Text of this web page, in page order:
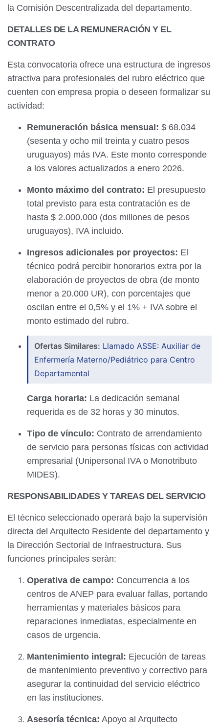
la Comisión Descentralizada del departamento.
DETALLES DE LA REMUNERACIÓN Y EL
CONTRATO
Esta convocatoria ofrece una estructura de ingresos
atractiva para profesionales del rubro eléctrico que
cuenten con empresa propia o deseen formalizar su
actividad:
Remuneración básica mensual: $ 68.034
(sesenta y ocho mil treinta y cuatro pesos
uruguayos) más IVA. Este monto corresponde
a los valores actualizados a enero 2026.
Monto máximo del contrato: El presupuesto
total previsto para esta contratación es de
hasta $ 2.000.000 (dos millones de pesos
uruguayos), IVA incluido.
Ingresos adicionales por proyectos: El
técnico podrá percibir honorarios extra por la
elaboración de proyectos de obra (de monto
menor a 20.000 UR), con porcentajes que
oscilan entre el 0,5% y el 1% + IVA sobre el
monto estimado del rubro.
Ofertas Similares: Llamado ASSE: Auxiliar de
Enfermería Materno/Pediátrico para Centro
Departamental
Carga horaria: La dedicación semanal
requerida es de 32 horas y 30 minutos.
Tipo de vínculo: Contrato de arrendamiento
de servicio para personas físicas con actividad
empresarial (Unipersonal IVA o Monotributo
MIDES).
RESPONSABILIDADES Y TAREAS DEL SERVICIO
El técnico seleccionado operará bajo la supervisión
directa del Arquitecto Residente del departamento y
la Dirección Sectorial de Infraestructura. Sus
funciones principales serán:
Operativa de campo: Concurrencia a los
centros de ANEP para evaluar fallas, portando
herramientas y materiales básicos para
reparaciones inmediatas, especialmente en
casos de urgencia.
Mantenimiento integral: Ejecución de tareas
de mantenimiento preventivo y correctivo para
asegurar la continuidad del servicio eléctrico
en las instituciones.
Asesoría técnica: Apoyo al Arquitecto